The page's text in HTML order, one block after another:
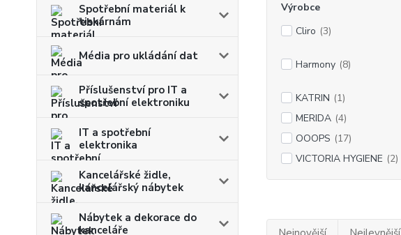
Spotřební materiál k
tiskárnám
Média pro ukládání dat
Příslušenství pro IT a
spotřební elektroniku
IT a spotřební
elektronika
Kancelářské židle,
kancelářský nábytek
Nábytek a dekorace do
kanceláře
Výrobce
Cliro (3)
Harmony (8)
KATRIN (1)
MERIDA (4)
OOOPS (17)
VICTORIA HYGIENE (2)